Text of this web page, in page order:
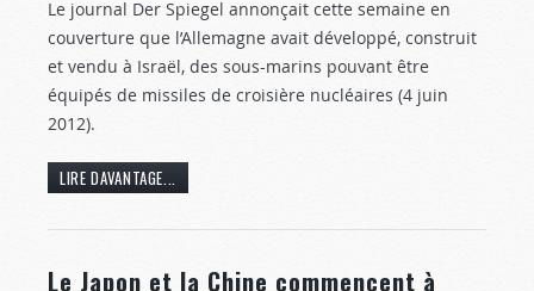
Le journal Der Spiegel annonçait cette semaine en
couverture que l’Allemagne avait développé, construit
et vendu à Israël, des sous-marins pouvant être
équipés de missiles de croisière nucléaires (4 juin
2012).
LIRE DAVANTAGE...
Le Japon et la Chine commencent à